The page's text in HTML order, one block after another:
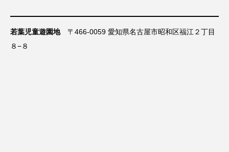
若葉児童遊園地〒466-0059 愛知県名古屋市昭和区福江２丁目
８−８